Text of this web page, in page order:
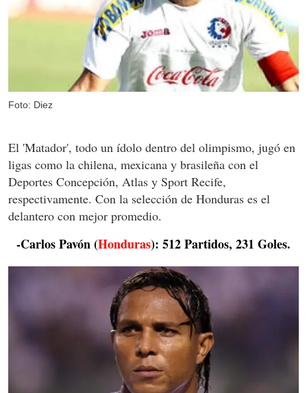
Foto: Diez
El 'Matador', todo un ídolo dentro del olimpismo, jugó en
ligas como la chilena, mexicana y brasileña con el
Deportes Concepción, Atlas y Sport Recife,
respectivamente. Con la selección de Honduras es el
delantero con mejor promedio.
-Carlos Pavón (Honduras): 512 Partidos, 231 Goles.